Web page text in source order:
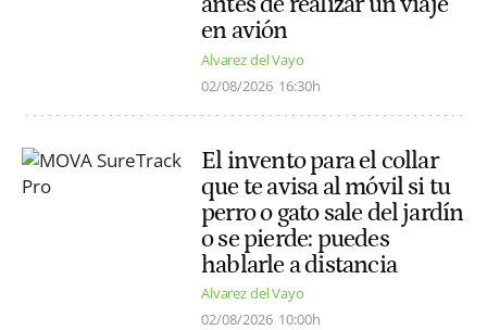
en avión
Alvarez del Vayo
02/08/2026 16:30h
El invento para el collar
que te avisa al móvil si tu
perro o gato sale del jardín
o se pierde: puedes
hablarle a distancia
Alvarez del Vayo
02/08/2026 10:00h